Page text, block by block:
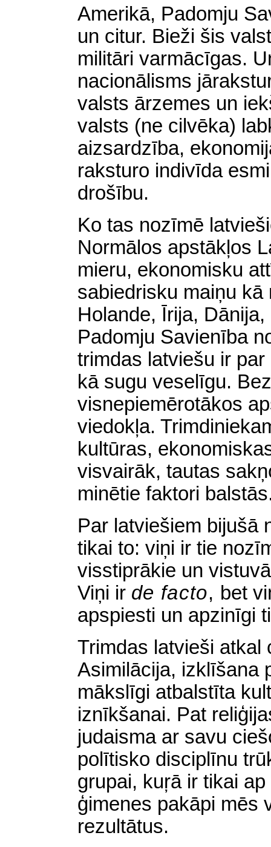
Amerikā, Padomju
un citur. Bieži šis
militāri varmācīgas.
nacionālisms
valsts ārzemes un
valsts (ne cilvēka)
aizsardzība,
raksturo indivīda
drošību.
Ko tas nozīmē
Normālos apstākļos
mieru, ekonomisku
sabiedrisku maiņu
Holande, Īrija,
Padomju Savienība
trimdas latviešu ir
kā sugu veselīgu.
visnepiemērotākos
viedokļa.
kultūras,
visvairāk, tautas
minētie faktori
Par latviešiem bijušā
tikai to: viņi ir tie
visstiprākie un
Viņi ir de facto, bet
apspiesti un apzinīgi
Trimdas latvieši
Asimilācija, izklīšana
mākslīgi atbalstīta
iznīkšanai. Pat
judaisma ar savu
polītisko disciplīnu
grupai, kuŗā ir tikai
ģimenes pakāpi mēs
rezultātus.